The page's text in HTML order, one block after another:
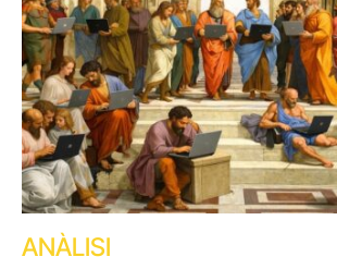
ANÀLISI